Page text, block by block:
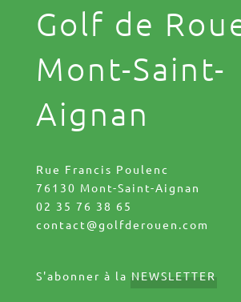
Golf de
Mont-Saint-
Aignan
Rue Francis Poulenc
76130 Mont-Saint-Aignan
02 35 76 38 65
contact@golfderouen.com
S'abonner à la NEWSLETTER